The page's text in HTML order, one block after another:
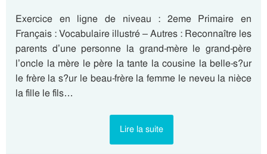
Exercice en ligne de niveau : 2eme Primaire en
Français : Vocabulaire illustré – Autres : Reconnaître les
parents d’une personne la grand-mère le grand-père
l’oncle la mère le père la tante la cousine la belle-s?ur
le frère la s?ur le beau-frère la femme le neveu la nièce
la fille le fils…
Lire la suite